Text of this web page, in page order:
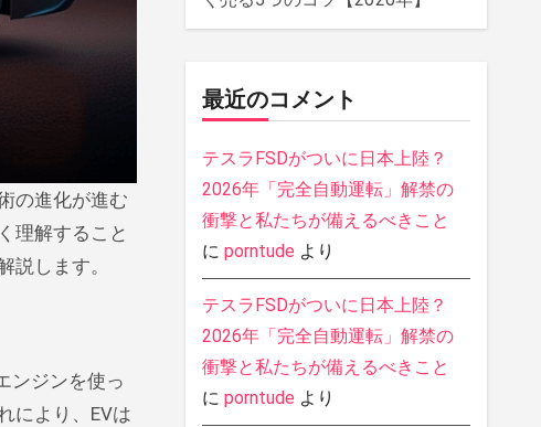
理解すること
説します。
ンジンを使っ
により、EVは
最近のコメント
テスラFSDがついに日本上陸？
2026年「完全自動運転」解禁の
衝撃と私たちが備えるべきこと
に porntude より
テスラFSDがついに日本上陸？
2026年「完全自動運転」解禁の
衝撃と私たちが備えるべきこと
に porntude より